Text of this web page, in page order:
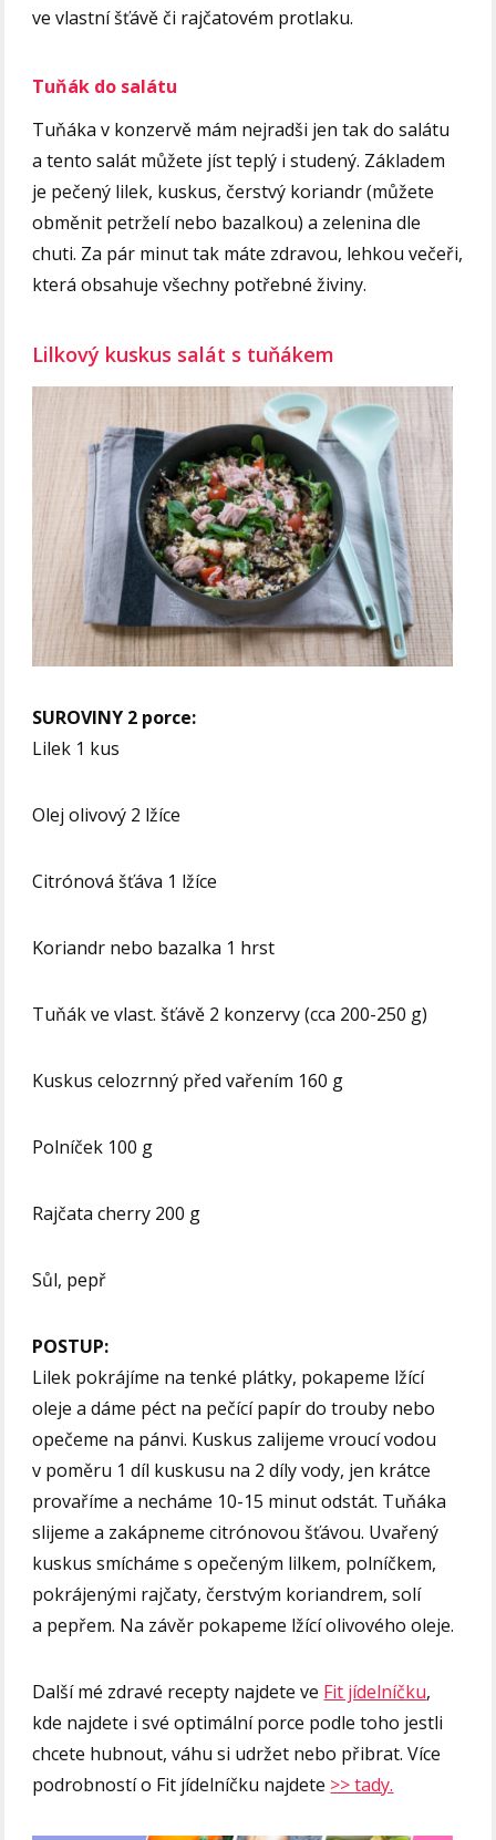
ve vlastní šťávě či rajčatovém protlaku.
Tuňák do salátu
Tuňáka v konzervě mám nejradši jen tak do salátu
a tento salát můžete jíst teplý i studený. Základem
je pečený lilek, kuskus, čerstvý koriandr (můžete
obměnit petrželí nebo bazalkou) a zelenina dle
chuti. Za pár minut tak máte zdravou, lehkou večeři,
která obsahuje všechny potřebné živiny.
Lilkový kuskus salát s tuňákem
SUROVINY 2 porce:
Lilek 1 kus
Olej olivový 2 lžíce
Citrónová šťáva 1 lžíce
Koriandr nebo bazalka 1 hrst
Tuňák ve vlast. šťávě 2 konzervy (cca 200-250 g)
Kuskus celozrnný před vařením 160 g
Polníček 100 g
Rajčata cherry 200 g
Sůl, pepř
POSTUP:
Lilek pokrájíme na tenké plátky, pokapeme lžící
oleje a dáme péct na pečící papír do trouby nebo
opečeme na pánvi. Kuskus zalijeme vroucí vodou
v poměru 1 díl kuskusu na 2 díly vody, jen krátce
provaříme a necháme 10-15 minut odstát. Tuňáka
slijeme a zakápneme citrónovou šťávou. Uvařený
kuskus smícháme s opečeným lilkem, polníčkem,
pokrájenými rajčaty, čerstvým koriandrem, solí
a pepřem. Na závěr pokapeme lžící olivového oleje.
Další mé zdravé recepty najdete ve Fit jídelníčku,
kde najdete i své optimální porce podle toho jestli
chcete hubnout, váhu si udržet nebo přibrat. Více
podrobností o Fit jídelníčku najdete >> tady.